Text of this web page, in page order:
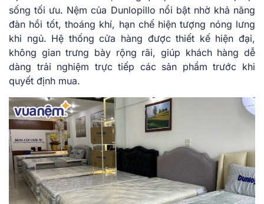
sống tối ưu. Nệm của Dunlopillo nổi bật nhờ khả năng
đàn hồi tốt, thoáng khí, hạn chế hiện tượng nóng lưng
khi ngủ. Hệ thống cửa hàng được thiết kế hiện đại,
không gian trưng bày rộng rãi, giúp khách hàng dễ
dàng trải nghiệm trực tiếp các sản phẩm trước khi
quyết định mua.